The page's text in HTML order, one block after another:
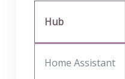
Hub
Home Assistant